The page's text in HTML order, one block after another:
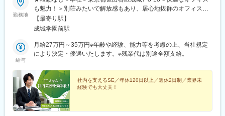
勤務地
も魅力！＞別荘みたいで解放感もあり、居心地抜群のオフィスで
す！※屋内全面禁煙
【最寄り駅】
成城学園前駅
給与
月給27万円～35万円※年齢や経験、能力等を考慮の上、当社規定
により決定・優遇いたします。※残業代は別途全額支給。
社内を支えるSE／年休120日以上／週休2日制／業界未
経験でも大丈夫！